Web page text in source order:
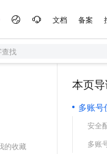
文档 备案
找
的收藏
本页
多账号
安全
多账
全托管，含MySQL、PostgreSQL、SQL Server、MariaDB多引擎
轻量应用服务器
数字证书管理
实现全站HTTPS
游戏
Agency Agents
HappyHorse 打
商全链路生产力
AI 活动
AI 生产力先锋
先锋实践拓展 AI
飞天发布时刻
所见，即是所愿
阿里云
Token
益加
专业服务
服务伙伴合
Al MaaS 服务
伙伴信用分合
开发者社区
加入我们